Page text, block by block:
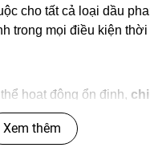
cho tất cả loại dầu
trong mọi điều kiện thời
hoạt động ổn định,
Xem thêm